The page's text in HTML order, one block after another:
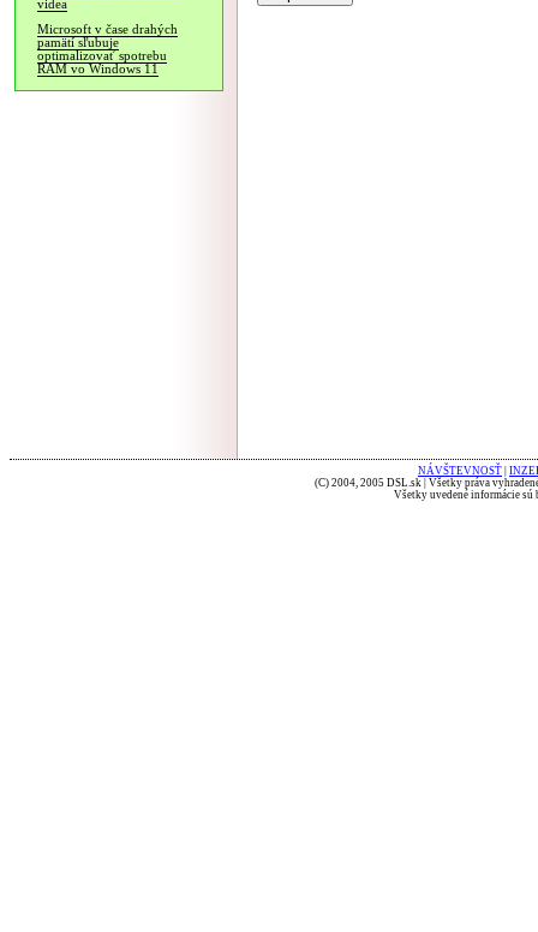
videa
Microsoft v čase drahých
pamätí sľubuje
optimalizovať spotrebu
RAM vo Windows 11
NÁVŠTEVNOSŤ
(C) 2004, 2005 DSL.sk | Všetky práva
Všetky uvedené informácie sú